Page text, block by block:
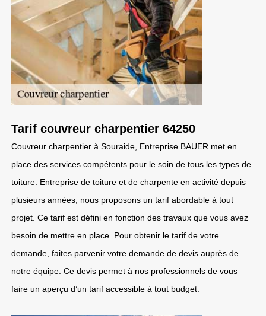
Tarif couvreur charpentier 64250
Couvreur charpentier à Souraide, Entreprise BAUER met en
place des services compétents pour le soin de tous les types de
toiture. Entreprise de toiture et de charpente en activité depuis
plusieurs années, nous proposons un tarif abordable à tout
projet. Ce tarif est défini en fonction des travaux que vous avez
besoin de mettre en place. Pour obtenir le tarif de votre
demande, faites parvenir votre demande de devis auprès de
notre équipe. Ce devis permet à nos professionnels de vous
faire un aperçu d’un tarif accessible à tout budget.